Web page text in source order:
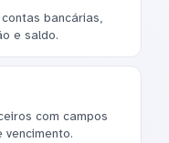
bancárias,
e saldo.
com campos